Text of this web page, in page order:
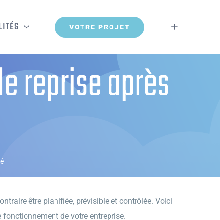
VOTRE PROJET
reprise après
être planifiée, prévisible et contrôlée. Voici
de votre entreprise.